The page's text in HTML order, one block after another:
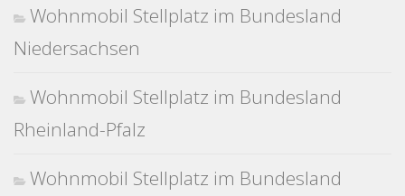
Wohnmobil Stellplatz im Bundesland
Niedersachsen
Wohnmobil Stellplatz im Bundesland
Rheinland-Pfalz
Wohnmobil Stellplatz im Bundesland